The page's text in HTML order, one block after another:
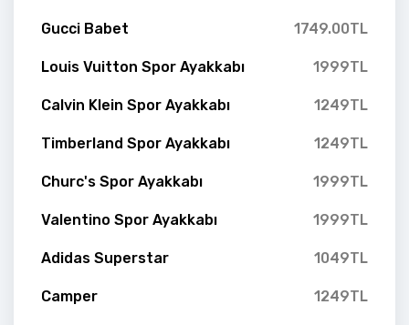
Gucci Babet 1749.00TL
Louis Vuitton Spor Ayakkabı 1999TL
Calvin Klein Spor Ayakkabı 1249TL
Timberland Spor Ayakkabı 1249TL
Churc's Spor Ayakkabı 1999TL
Valentino Spor Ayakkabı 1999TL
Adidas Superstar 1049TL
Camper 1249TL